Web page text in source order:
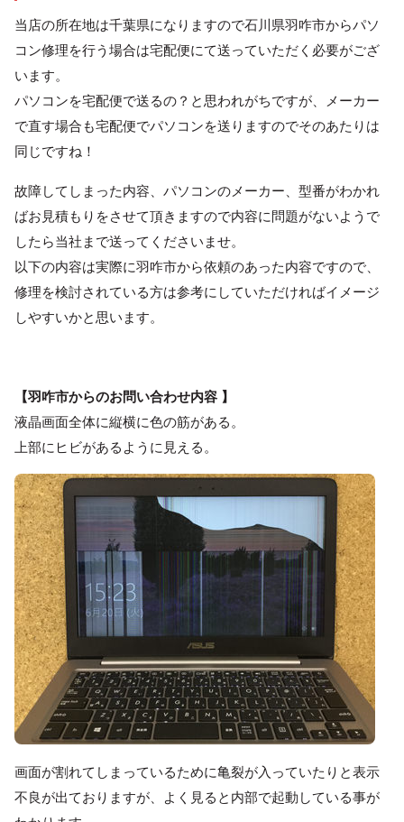
当店の所在地は千葉県になりますので石川県羽咋市からパソ
コン修理を行う場合は宅配便にて送っていただく必要がござ
います。
パソコンを宅配便で送るの？と思われがちですが、メーカー
で直す場合も宅配便でパソコンを送りますのでそのあたりは
同じですね！
故障してしまった内容、パソコンのメーカー、型番がわかれ
ばお見積もりをさせて頂きますので内容に問題がないようで
したら当社まで送ってくださいませ。
以下の内容は実際に羽咋市から依頼のあった内容ですので、
修理を検討されている方は参考にしていただければイメージ
しやすいかと思います。
【羽咋市からのお問い合わせ内容 】
液晶画面全体に縦横に色の筋がある。
上部にヒビがあるように見える。
画面が割れてしまっているために亀裂が入っていたりと表示
不良が出ておりますが、よく見ると内部で起動している事が